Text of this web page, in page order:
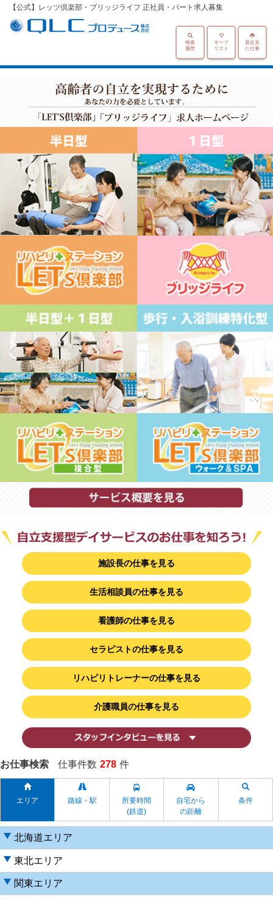
【公式】レッツ倶楽部・ブリッジライフ 正社員・パート求人募集
最近見
た仕事
キープ
リスト
検索
履歴
施設長の仕事を見る
生活相談員の仕事を見る
看護師の仕事を見る
セラピストの仕事を見る
リハビリトレーナーの仕事を見る
介護職員の仕事を見る
お仕事検索 仕事件数 278 件
エリア 路線・駅
所要時間
(鉄道)
自宅から
の距離
条件
北海道エリア
東北エリア
関東エリア